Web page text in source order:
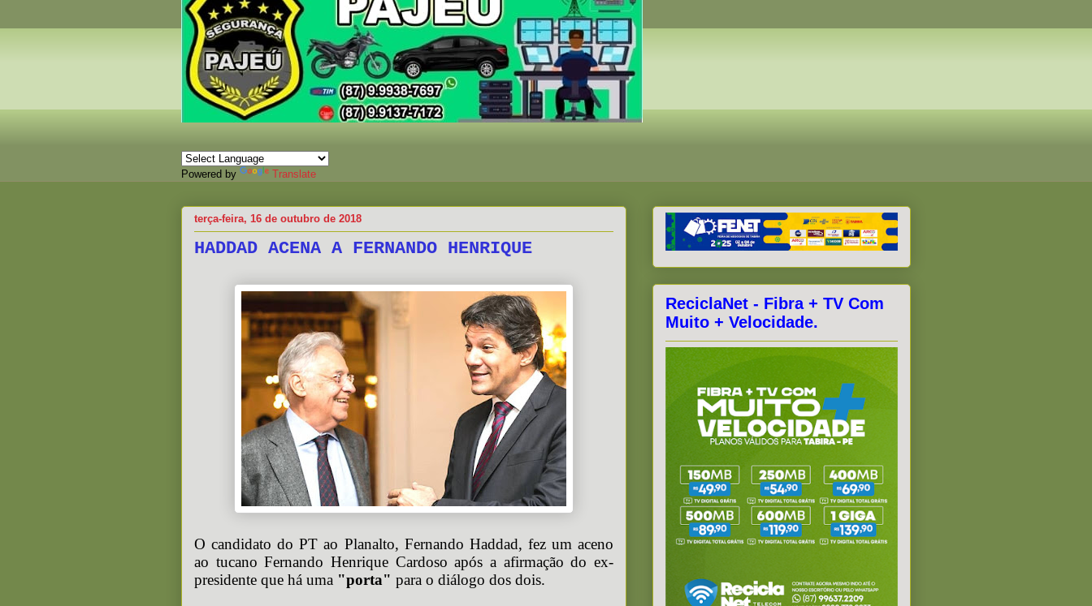
Powered by Translate
terça-feira, 16 de outubro de 2018
HADDAD ACENA A FERNANDO HENRIQUE
O candidato do PT ao Planalto, Fernando Haddad, fez um aceno
ao tucano Fernando Henrique Cardoso após a afirmação do ex-
presidente que há uma "porta" para o diálogo dos dois.
ReciclaNet - Fibra + TV Com
Muito + Velocidade.